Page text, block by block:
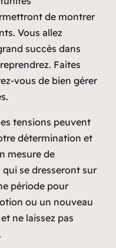
de montrer
Vous allez
succès dans
Faites
vous de bien gérer
tensions peuvent
détermination et
mesure de
se dresseront sur
période pour
ou un nouveau
ne laissez pas